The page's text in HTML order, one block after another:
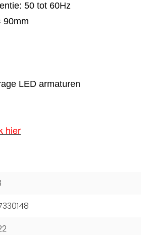
50 tot 60Hz
90mm
LED armaturen
hier